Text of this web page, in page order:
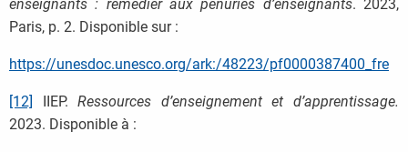
enseignants : remédier aux pénuries d’enseignants. 2023,
Paris, p. 2. Disponible sur :
https://unesdoc.unesco.org/ark:/48223/pf0000387400_fre
[12] IIEP.Ressources d’enseignement et d’apprentissage.
2023. Disponible à :